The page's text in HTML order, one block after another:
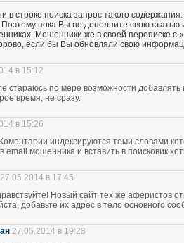
в строке поиска запрос такого
пока Вы не дополните свою
Мошенники же в своей переписке с
если бы Вы обновляли свою
в 15:12
стараюсь по мере возможности
время, не сразу.
в 15:26
индексируются теми словами
email мошенника и вставить в поисковик
27.05.2014 в 17:45
Новый сайт тех же аферистов
добавьте их адрес в тело основного
27.05.2014 в 19:28